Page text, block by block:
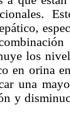
los
en orina
una
y